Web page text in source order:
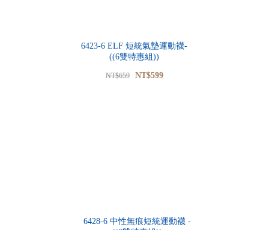
6423-6 ELF 短統氣墊運動襪-
((6雙特惠組))
NT$659 NT$599
6428-6 中性無痕短統運動襪 -